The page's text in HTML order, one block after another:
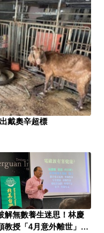
戴奧辛超標
解無數養生迷思！林慶
教授「4月意外離世」女